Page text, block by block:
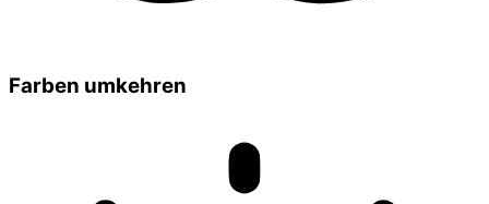
Farben umkehren